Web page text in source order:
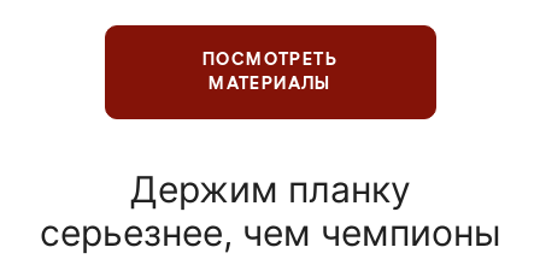
ПОСМОТРЕТЬ
МАТЕРИАЛЫ
Держим планку
серьезнее, чем чемпионы